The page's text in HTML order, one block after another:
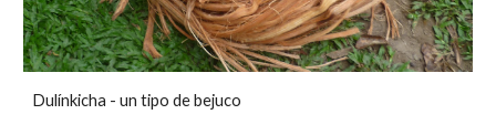
Dulínkicha - un tipo de bejuco